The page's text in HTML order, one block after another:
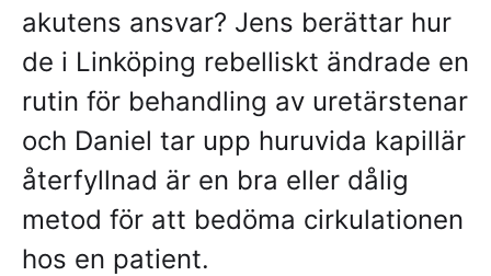
akutens ansvar? Jens berättar hur
de i Linköping rebelliskt ändrade en
rutin för behandling av uretärstenar
och Daniel tar upp huruvida kapillär
återfyllnad är en bra eller dålig
metod för att bedöma cirkulationen
hos en patient.